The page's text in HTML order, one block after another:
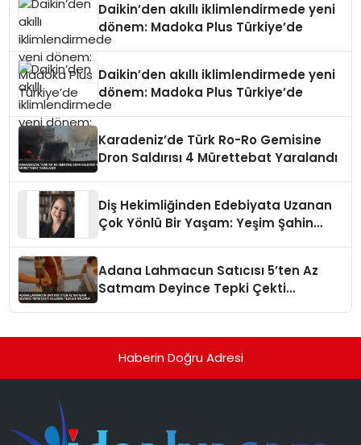
Daikin’den akıllı iklimlendirmede yeni
dönem: Madoka Plus Türkiye’de
Daikin’den akıllı iklimlendirmede yeni
dönem: Madoka Plus Türkiye’de
Karadeniz’de Türk Ro-Ro Gemisine
Dron Saldırısı 4 Mürettebat Yaralandı
Diş Hekimliğinden Edebiyata Uzanan
Çok Yönlü Bir Yaşam: Yeşim Şahin
Adana Lahmacun Satıcısı 5’ten Az
Satmam Deyince Tepki Çekti
Haberin Doğru Adresi